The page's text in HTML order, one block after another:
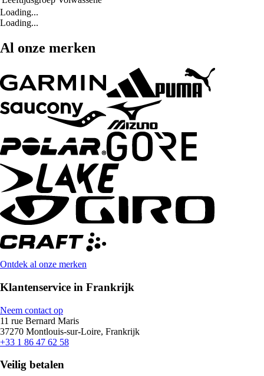
Loading...
Loading...
Al onze merken
Ontdek al onze merken
Klantenservice in Frankrijk
Neem contact op
11 rue Bernard Maris
37270 Montlouis-sur-Loire, Frankrijk
+33 1 86 47 62 58
Veilig betalen